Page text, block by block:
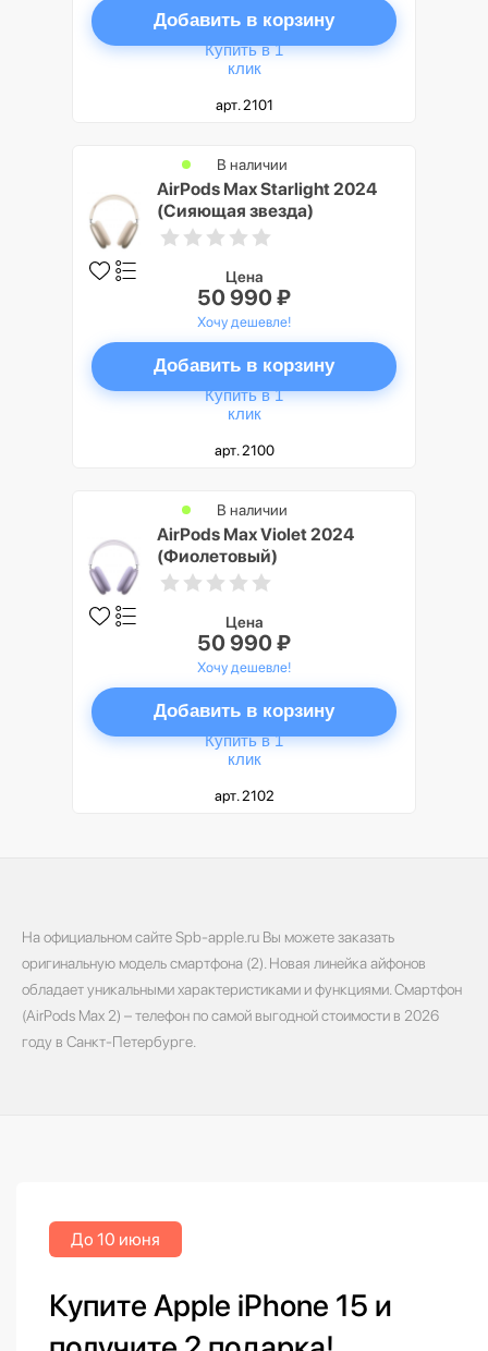
Добавить в корзину
Купить в 1
клик
арт. 2101
AirPods Max Starlight 2024
(Сияющая звезда)
В наличии
Цена
50 990 ₽
Хочу дешевле!
Добавить в корзину
Купить в 1
клик
арт. 2100
AirPods Max Violet 2024
(Фиолетовый)
В наличии
Цена
50 990 ₽
Хочу дешевле!
Добавить в корзину
Купить в 1
клик
арт. 2102
На официальном сайте Spb-apple.ru Вы можете заказать
оригинальную модель смартфона (2). Новая линейка айфонов
обладает уникальными характеристиками и функциями. Смартфон
(AirPods Max 2) – телефон по самой выгодной стоимости в 2026
году в Санкт-Петербурге.
До 10 июня
Купите Apple iPhone 15 и